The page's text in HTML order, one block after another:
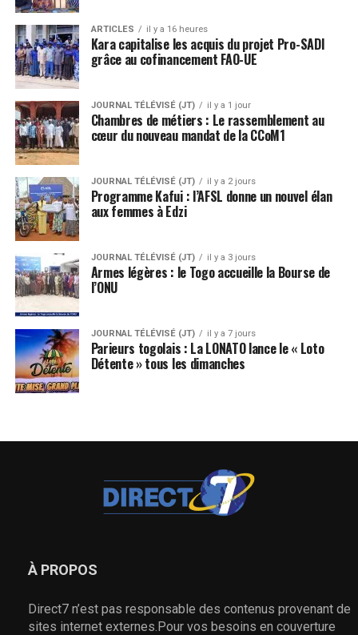
ARTICLES il y a 16 heures
Kara capitalise les acquis du projet Pro-SADI
grâce au cofinancement FAO-UE
JOURNAL TÉLÉVISÉ (JT) il y a 1 jour
Chambres de métiers : Le rassemblement au
cœur du nouveau mandat de la CCoM1
JOURNAL TÉLÉVISÉ (JT) il y a 2 jours
Programme Kafui : l’AFSL donne un nouvel élan
aux femmes à Edzi
JOURNAL TÉLÉVISÉ (JT) il y a 3 jours
Armes légères : le Togo accueille la Bourse de
l’ONU
JOURNAL TÉLÉVISÉ (JT) il y a 7 jours
Parieurs togolais : La LONATO lance le « Loto
Détente » tous les dimanches
À PROPOS
Direct7 n’est pas responsable des contenus provenant de
sites internet externes.Pour vos besoins en couverture